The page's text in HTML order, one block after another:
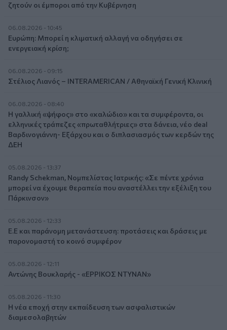
ζητούν οι έμποροι από την Κυβέρνηση
06.08.2026 - 10:45
Ευρώπη: Μπορεί η κλιματική αλλαγή να οδηγήσει σε
ενεργειακή κρίση;
06.08.2026 - 09:15
Στέλιος Λιανός – INTERAMERICAN / Αθηναϊκή Γενική Κλινική
06.08.2026 - 08:40
Η γαλλική «ψήφος» στο «καλώδιο» και τα συμφέροντα, οι
ελληνικές τράπεζες «πρωταθλήτριες» στα δάνεια, νέο deal
Βαρδινογιάννη- Εξάρχου και ο διπλασιασμός των κερδών της
ΔΕΗ
05.08.2026 - 13:37
Randy Schekman, Νομπελίστας Ιατρικής: «Σε πέντε χρόνια
μπορεί να έχουμε θεραπεία που αναστέλλει την εξέλιξη του
Πάρκινσον»
05.08.2026 - 12:33
Ε.Ε και παράνομη μετανάστευση: προτάσεις και δράσεις με
παρονομαστή το κοινό συμφέρον
05.08.2026 - 12:11
Αντώνης Βουκλαρής - «ΕΡΡΙΚΟΣ ΝΤΥΝΑΝ»
05.08.2026 - 11:30
Η νέα εποχή στην εκπαίδευση των ασφαλιστικών
διαμεσολαβητών